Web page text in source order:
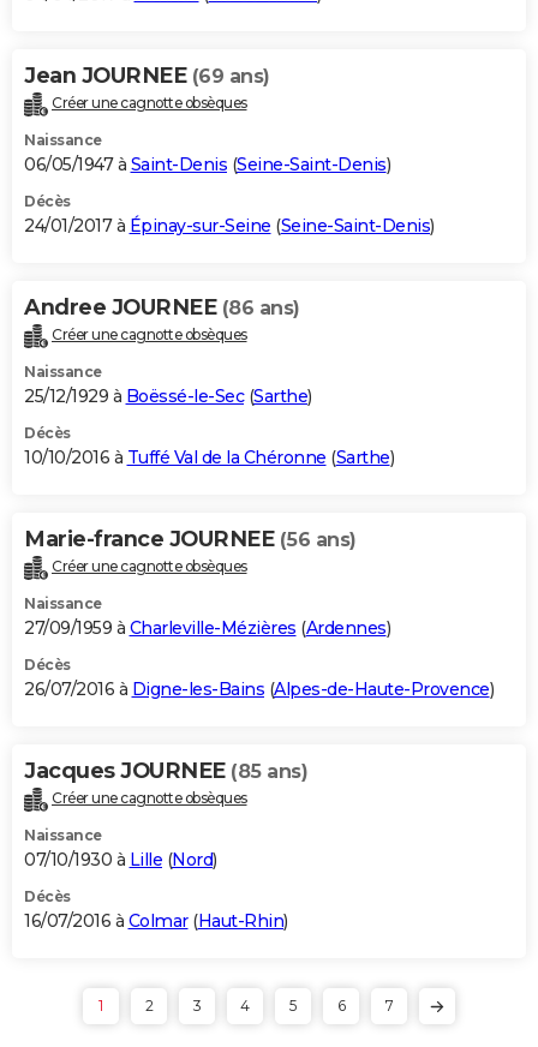
Jean JOURNEE (69 ans)
Créer une cagnotte obsèques
Naissance
06/05/1947 à Saint-Denis (Seine-Saint-Denis)
Décès
24/01/2017 à Épinay-sur-Seine (Seine-Saint-Denis)
Andree JOURNEE (86 ans)
Créer une cagnotte obsèques
Naissance
25/12/1929 à Boëssé-le-Sec(Sarthe)
Décès
10/10/2016 à Tuffé Val de la Chéronne (Sarthe)
Marie-france JOURNEE (56 ans)
Créer une cagnotte obsèques
Naissance
27/09/1959 à Charleville-Mézières (Ardennes)
Décès
26/07/2016 à Digne-les-Bains (Alpes-de-Haute-Provence)
Jacques JOURNEE (85 ans)
Créer une cagnotte obsèques
Naissance
07/10/1930 à Lille (Nord)
Décès
16/07/2016 à Colmar(Haut-Rhin)
1 2 3 4 5 6 7